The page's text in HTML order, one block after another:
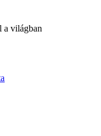
a világban